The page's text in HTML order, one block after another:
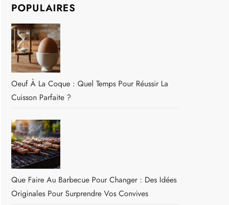
POPULAIRES
Oeuf À La Coque : Quel Temps Pour Réussir La
Cuisson Parfaite ?
Que Faire Au Barbecue Pour Changer : Des Idées
Originales Pour Surprendre Vos Convives